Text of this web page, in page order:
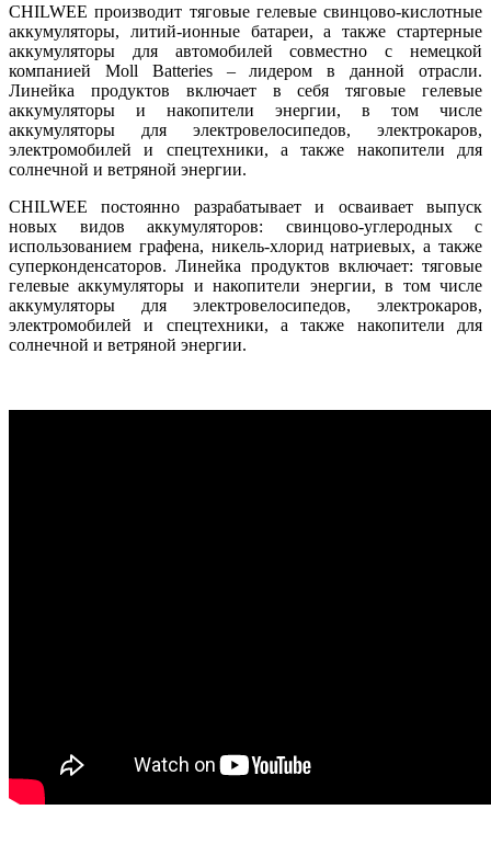
CHILWEE производит тяговые гелевые свинцово-кислотные
аккумуляторы, литий-ионные батареи, а также стартерные
аккумуляторы для автомобилей совместно с немецкой
компанией Moll Batteries – лидером в данной отрасли.
Линейка продуктов включает в себя тяговые гелевые
аккумуляторы и накопители энергии, в том числе
аккумуляторы для электровелосипедов, электрокаров,
электромобилей и спецтехники, а также накопители для
солнечной и ветряной энергии.
CHILWEE постоянно разрабатывает и осваивает выпуск
новых видов аккумуляторов: свинцово-углеродных с
использованием графена, никель-хлорид натриевых, а также
суперконденсаторов. Линейка продуктов включает: тяговые
гелевые аккумуляторы и накопители энергии, в том числе
аккумуляторы для электровелосипедов, электрокаров,
электромобилей и спецтехники, а также накопители для
солнечной и ветряной энергии.